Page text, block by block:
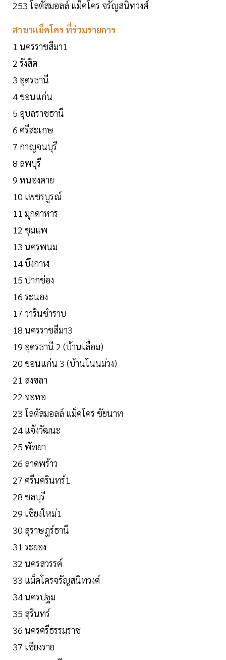
253 โลตัสมอลล์ แม็คโคร จรัญสนิทวงศ์
สาขาแม็คโคร ที่ร่วมรายการ
1 นครราชสีมา1
2 รังสิต
3 อุดรธานี
4 ขอนแก่น
5 อุบลราชธานี
6 ศรีสะเกษ
7 กาญจนบุรี
8 ลพบุรี
9 หนองคาย
10 เพชรบูรณ์
11 มุกดาหาร
12 ชุมแพ
13 นครพนม
14 บึงกาฬ
15 ปากช่อง
16 ระนอง
17 วารินชำราบ
18 นครราชสีมา3
19 อุดรธานี 2 (บ้านเลื่อม)
20 ขอนแก่น 3 (บ้านโนนม่วง)
21 สงขลา
22 จอหอ
23 โลตัสมอลล์ แม็คโคร ชัยนาท
24 แจ้งวัฒนะ
25 พัทยา
26 ลาดพร้าว
27 ศรีนครินทร์1
28 ชลบุรี
29 เชียงใหม่1
30 สุราษฎร์ธานี
31 ระยอง
32 นครสวรรค์
33 แม็คโครจรัญสนิทวงศ์
34 นครปฐม
35 สุรินทร์
36 นครศรีธรรมราช
37 เชียงราย